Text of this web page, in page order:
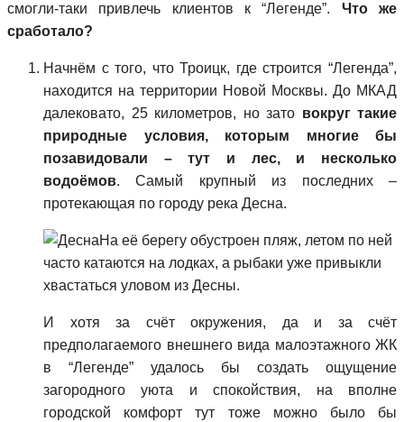
смогли-таки привлечь клиентов к “Легенде”. Что же
сработало?
Начнём с того, что Троицк, где строится “Легенда”,
находится на территории Новой Москвы. До МКАД
далековато, 25 километров, но зато вокруг такие
природные условия, которым многие бы
позавидовали – тут и лес, и несколько
водоёмов. Самый крупный из последних –
протекающая по городу река Десна.
На её берегу обустроен пляж, летом по ней
часто катаются на лодках, а рыбаки уже привыкли
хвастаться уловом из Десны.
И хотя за счёт окружения, да и за счёт
предполагаемого внешнего вида малоэтажного ЖК
в “Легенде” удалось бы создать ощущение
загородного уюта и спокойствия, на вполне
городской комфорт тут тоже можно было бы